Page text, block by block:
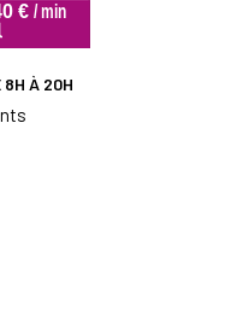
8H À 20H